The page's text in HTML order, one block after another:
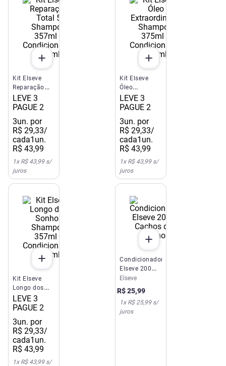
Kit Elseve
Reparação
Total 5
Shampoo
Condicionador
170ml
LEVE 3
PAGUE 2
3un. por
R$ 29,33/
cada1un.
R$ 43,99
1x R$ 43,99s/
juros
Kit Elseve
Óleo
Extraordinário
Shampoo
Condicionador
170ml
LEVE 3
PAGUE 2
3un. por
R$ 29,33/
cada1un.
R$ 43,99
1x R$ 43,99s/
juros
Kit Elseve
Longo dos
Sonhos
Shampoo
Condicionador
170ml
LEVE 3
PAGUE 2
3un. por
R$ 29,33/
cada1un.
R$ 43,99
1x R$ 43,99s/
Condicionador
Elseve 200ml
Cachos dos
Sonhos
Elseve
R$25,99
1x R$ 25,99s/
juros